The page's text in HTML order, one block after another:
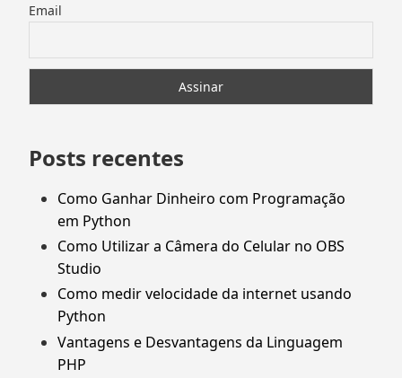
Email
Posts recentes
Como Ganhar Dinheiro com Programação
em Python
Como Utilizar a Câmera do Celular no OBS
Studio
Como medir velocidade da internet usando
Python
Vantagens e Desvantagens da Linguagem
PHP